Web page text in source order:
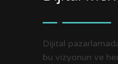
Dijital
bu vizyonun ve